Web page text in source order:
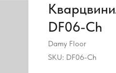
DF06-Ch
Damy Floor
SKU: DF06-Ch